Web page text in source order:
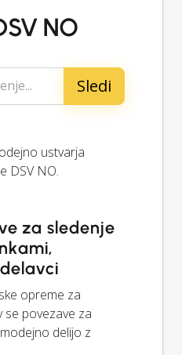
NO
ustvarja
DSV NO.
za sledenje
opreme za
se povezave za
delijo z